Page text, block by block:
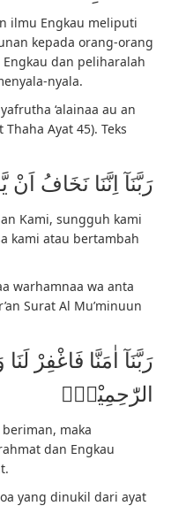
ilmu Engkau meliputi
kepada orang-orang
dan peliharalah
nyala.
‘alainaa au an
Ayat 45). Teks
رَبَّنَآ اِنَّنَا نَخَافُ
Kami, sungguh kami
kami atau bertambah
warhamnaa wa anta
Surat Al Mu’minuun
رَبَّنَآ اٰمَنَّا فَاغْفِرْ
الرّٰحِمِيْنَۚ
maka
dan Engkau
yang dinukil dari ayat